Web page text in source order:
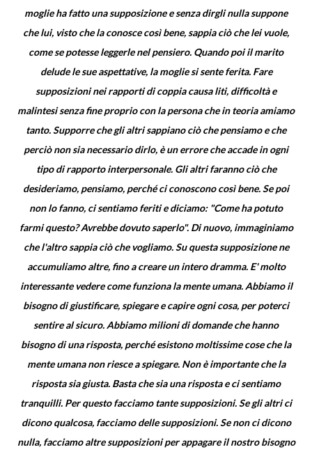
moglie ha fatto una supposizione e senza dirgli nulla suppone
che lui, visto che la conosce così bene, sappia ciò che lei vuole,
come se potesse leggerle nel pensiero. Quando poi il marito
delude le sue aspettative, la moglie si sente ferita. Fare
supposizioni nei rapporti di coppia causa liti, difficoltà e
malintesi senza fine proprio con la persona che in teoria amiamo
tanto. Supporre che gli altri sappiano ciò che pensiamo e che
perciò non sia necessario dirlo, è un errore che accade in ogni
tipo di rapporto interpersonale. Gli altri faranno ciò che
desideriamo, pensiamo, perché ci conoscono così bene. Se poi
non lo fanno, ci sentiamo feriti e diciamo: "Come ha potuto
farmi questo? Avrebbe dovuto saperlo". Di nuovo, immaginiamo
che l'altro sappia ciò che vogliamo. Su questa supposizione ne
accumuliamo altre, fino a creare un intero dramma. E' molto
interessante vedere come funziona la mente umana. Abbiamo il
bisogno di giustificare, spiegare e capire ogni cosa, per poterci
sentire al sicuro. Abbiamo milioni di domande che hanno
bisogno di una risposta, perché esistono moltissime cose che la
mente umana non riesce a spiegare. Non è importante che la
risposta sia giusta. Basta che sia una risposta e ci sentiamo
tranquilli. Per questo facciamo tante supposizioni. Se gli altri ci
dicono qualcosa, facciamo delle supposizioni. Se non ci dicono
nulla, facciamo altre supposizioni per appagare il nostro bisogno